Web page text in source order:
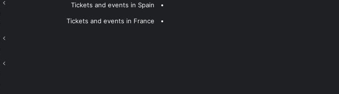
Tickets and events in Spain
Tickets and events in France